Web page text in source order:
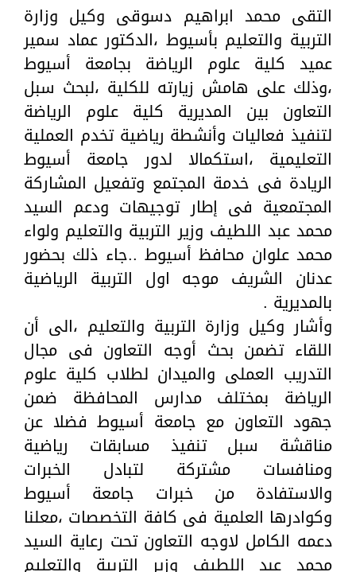
التقى محمد ابراهيم دسوقى وكيل وزارة
التربية والتعليم بأسيوط ،الدكتور عماد سمير
عميد كلية علوم الرياضة بجامعة أسيوط
،وذلك على هامش زيارته للكلية ،لبحث سبل
التعاون بين المديرية كلية علوم الرياضة
لتنفيذ فعاليات وأنشطة رياضية تخدم العملية
التعليمية ،استكمالا لدور جامعة أسيوط
الريادة فى خدمة المجتمع وتفعيل المشاركة
المجتمعية فى إطار توجيهات ودعم السيد
محمد عبد اللطيف وزير التربية والتعليم ولواء
محمد علوان محافظ أسيوط ..جاء ذلك بحضور
عدنان الشريف موجه اول التربية الرياضية
بالمديرية .
وأشار وكيل وزارة التربية والتعليم ،الى أن
اللقاء تضمن بحث أوجه التعاون فى مجال
التدريب العملى والميدان لطلاب كلية علوم
الرياضة بمختلف مدارس المحافظة ضمن
جهود التعاون مع جامعة أسيوط فضلا عن
مناقشة سبل تنفيذ مسابقات رياضية
ومنافسات مشتركة لتبادل الخبرات
والاستفادة من خبرات جامعة أسيوط
وكوادرها العلمية فى كافة التخصصات ،معلنا
دعمه الكامل لاوجه التعاون تحت رعاية السيد
محمد عبد اللطيف وزير التربية والتعليم